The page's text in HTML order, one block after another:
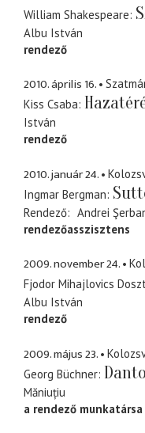
William Shakespeare
Albu István
rendező
2010. április 16.
Kiss Csaba
István
rendező
2010. január 24.
Ingmar Bergman
Rendező
Andrei
rendezőasszisztens
2009. november 24.
Fjodor Mihajlovics
Albu István
rendező
2009. május 23.
Georg Büchner
Măniuțiu
a rendező munkatársa